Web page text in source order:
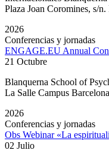
Plaza Joan Coromines, s/n.
2026
Conferencias y jornadas
ENGAGE.EU Annual
21 Octubre
Blanquerna School of
La Salle Campus
2026
Conferencias y jornadas
Obs Webinar «La
02 Julio